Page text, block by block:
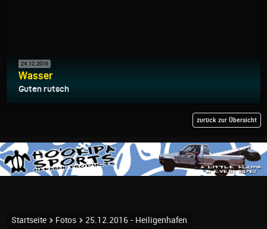
24.12.2016
Wasser
Guten rutsch
zurück zur Übersicht
Startseite Fotos 25.12.2016 - Heiligenhafen